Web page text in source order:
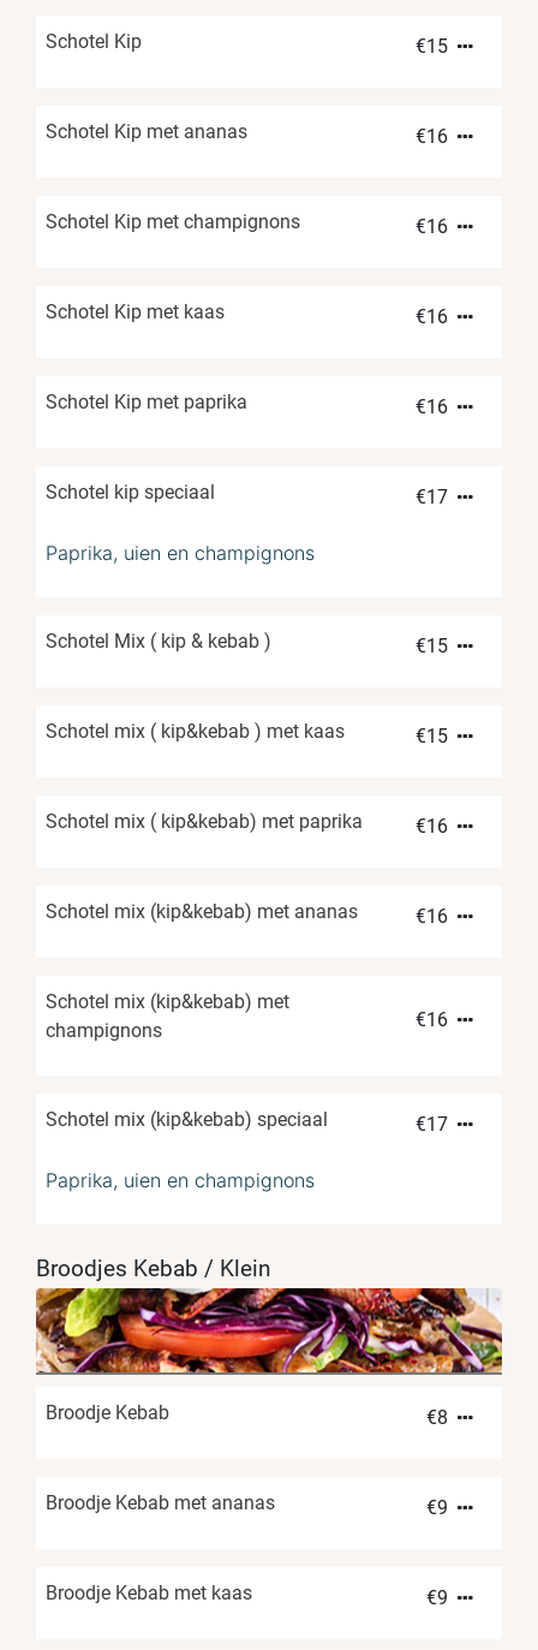
Schotel Kip €15
Schotel Kip met ananas €16
Schotel Kip met champignons €16
Schotel Kip met kaas €16
Schotel Kip met paprika €16
Schotel kip speciaal €17
Paprika, uien en champignons
Schotel Mix ( kip & kebab ) €15
Schotel mix ( kip&kebab ) met kaas €15
Schotel mix ( kip&kebab) met paprika €16
Schotel mix (kip&kebab) met ananas €16
Schotel mix (kip&kebab) met
champignons
€16
Schotel mix (kip&kebab) speciaal €17
Paprika, uien en champignons
Broodjes Kebab / Klein
Broodje Kebab €8
Broodje Kebab met ananas €9
Broodje Kebab met kaas €9